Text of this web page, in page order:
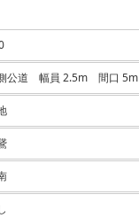
公道 幅員 2.5m 間口 5m